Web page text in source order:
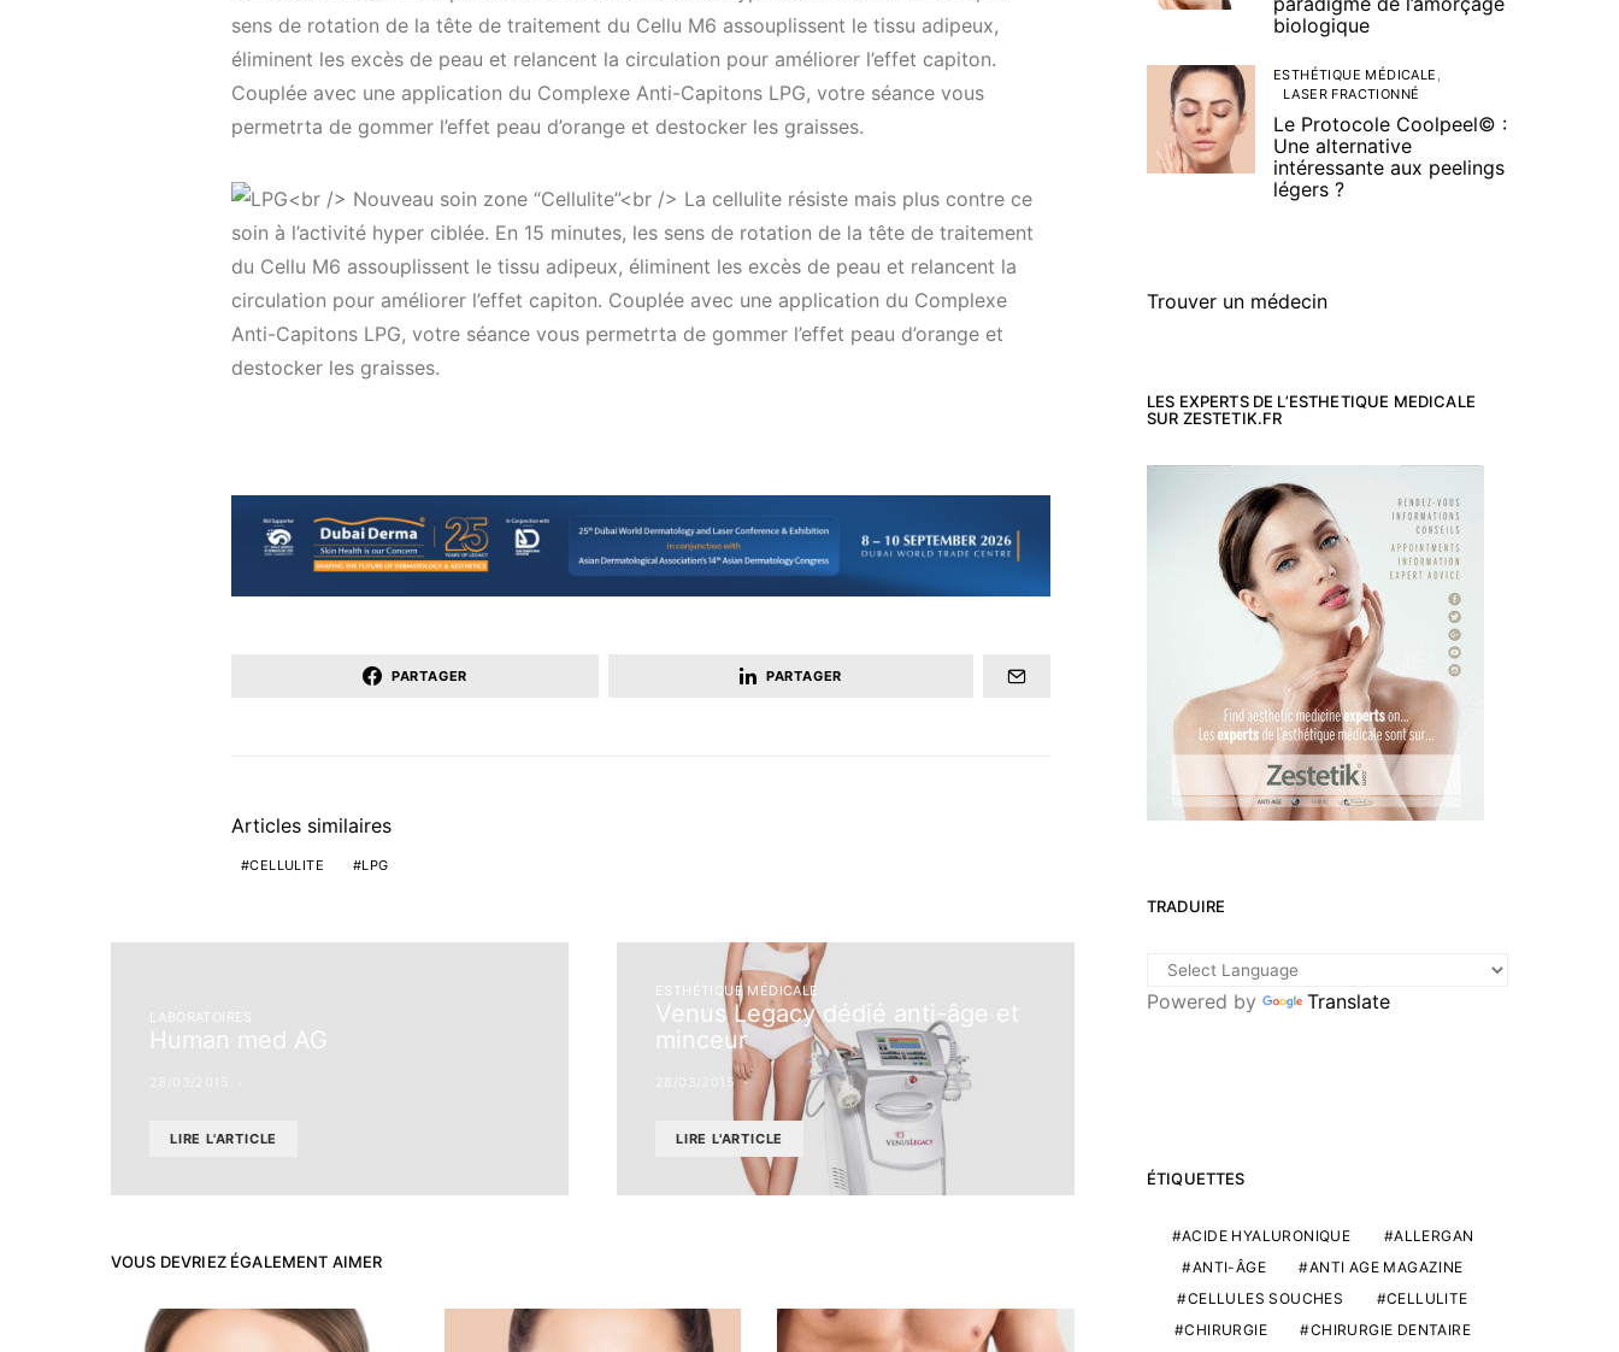
sens de rotation de la tête de traitement du Cellu M6 assouplissent le tissu adipeux,
éliminent les excès de peau et relancent la circulation pour améliorer l’effet capiton.
Couplée avec une application du Complexe Anti-Capitons LPG, votre séance vous
permetrta de gommer l’effet peau d’orange et destocker les graisses.
PARTAGER PARTAGER
Articles similaires
CELLULITE LPG
LABORATOIRES
Human med AG
LIRE L'ARTICLE
ESTHÉTIQUE MÉDICALE
Venus Legacy dédié anti-âge et
minceur
28/03/2015
LIRE L'ARTICLE
VOUS DEVRIEZ ÉGALEMENT AIMER
biologique
ESTHÉTIQUE MÉDICALE
LASER FRACTIONNÉ
Le Protocole Coolpeel© :
Une alternative
intéressante aux peelings
légers ?
Trouver un médecin
LES EXPERTS DE L’ESTHETIQUE MEDICALE
SUR ZESTETIK.FR
TRADUIRE
Powered by Translate
ÉTIQUETTES
ACIDE HYALURONIQUE
ALLERGAN
ANTI-ÂGE
ANTI AGE MAGAZINE
CELLULES SOUCHES
CELLULITE
CHIRURGIE
CHIRURGIE DENTAIRE